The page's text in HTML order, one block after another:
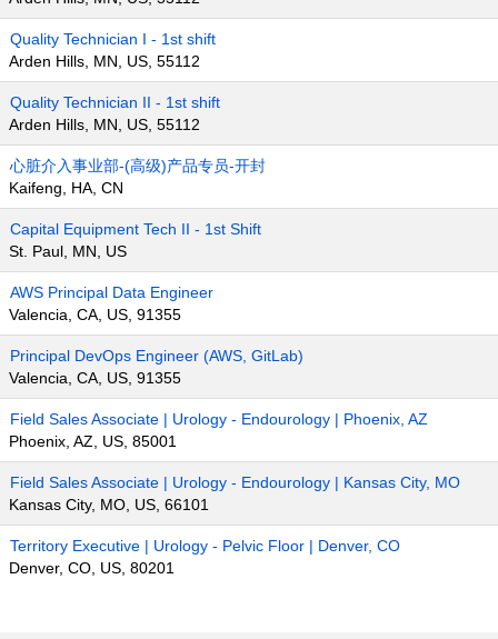
Quality Technician I - 1st shift
Arden Hills, MN, US, 55112
Quality Technician II - 1st shift
Arden Hills, MN, US, 55112
心脏介入事业部-(高级)产品专员-开封
Kaifeng, HA, CN
Capital Equipment Tech II - 1st Shift
St. Paul, MN, US
AWS Principal Data Engineer
Valencia, CA, US, 91355
Principal DevOps Engineer (AWS, GitLab)
Valencia, CA, US, 91355
Field Sales Associate | Urology - Endourology | Phoenix, AZ
Phoenix, AZ, US, 85001
Field Sales Associate | Urology - Endourology | Kansas City, MO
Kansas City, MO, US, 66101
Territory Executive | Urology - Pelvic Floor | Denver, CO
Denver, CO, US, 80201